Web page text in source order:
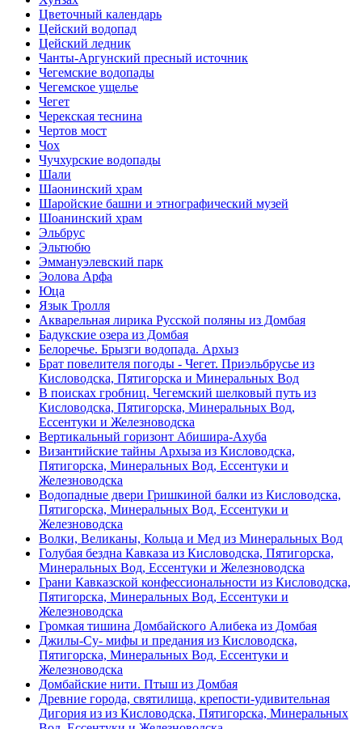
Цветочный календарь
Цейский водопад
Цейский ледник
Чанты-Аргунский пресный источник
Чегемские водопады
Чегемское ущелье
Чегет
Черекская теснина
Чертов мост
Чох
Чучхурские водопады
Шали
Шаонинский храм
Шаройские башни и этнографический музей
Шоанинский храм
Эльбрус
Эльтюбю
Эммануэлевский парк
Эолова Арфа
Юца
Язык Тролля
Акварельная лирика Русской поляны из Домбая
Бадукские озера из Домбая
Белоречье. Брызги водопада. Архыз
Брат повелителя погоды - Чегет. Приэльбрусье из
Кисловодска, Пятигорска и Минеральных Вод
В поисках гробниц. Чегемский шелковый путь из
Кисловодска, Пятигорска, Минеральных Вод,
Ессентуки и Железноводска
Вертикальный горизонт Абишира-Ахуба
Византийские тайны Архыза из Кисловодска,
Пятигорска, Минеральных Вод, Ессентуки и
Железноводска
Водопадные двери Гришкиной балки из Кисловодска,
Пятигорска, Минеральных Вод, Ессентуки и
Железноводска
Волки, Великаны, Кольца и Мед из Минеральных Вод
Голубая бездна Кавказа из Кисловодска, Пятигорска,
Минеральных Вод, Ессентуки и Железноводска
Грани Кавказской конфессиональности из Кисловодска,
Пятигорска, Минеральных Вод, Ессентуки и
Железноводска
Громкая тишина Домбайского Алибека из Домбая
Джилы-Су- мифы и предания из Кисловодска,
Пятигорска, Минеральных Вод, Ессентуки и
Железноводска
Домбайские нити. Птыш из Домбая
Древние города, святилища, крепости-удивительная
Дигория из из Кисловодска, Пятигорска, Минеральных